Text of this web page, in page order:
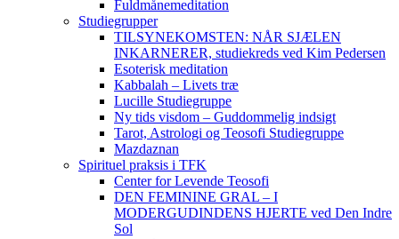
Fuldmånemeditation
Studiegrupper
TILSYNEKOMSTEN: NÅR SJÆLEN
INKARNERER, studiekreds ved Kim Pedersen
Esoterisk meditation
Kabbalah – Livets træ
Lucille Studiegruppe
Ny tids visdom – Guddommelig indsigt
Tarot, Astrologi og Teosofi Studiegruppe
Mazdaznan
Spirituel praksis i TFK
Center for Levende Teosofi
DEN FEMININE GRAL – I
MODERGUDINDENS HJERTE ved Den Indre
Sol